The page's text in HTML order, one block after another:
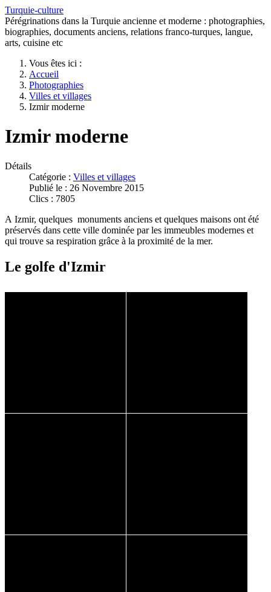
Turquie-culture
Pérégrinations dans la Turquie ancienne et moderne : photographies,
biographies, documents anciens, relations franco-turques, langue,
arts, cuisine etc
Vous êtes ici :
Accueil
Photographies
Villes et villages
Izmir moderne
Izmir moderne
Détails
Catégorie : Villes et villages
Publié le : 26 Novembre 2015
Clics : 7805
A Izmir, quelques monuments anciens et quelques maisons ont été
préservés dans cette ville dominée par les immeubles modernes et
qui trouve sa respiration grâce à la proximité de la mer.
Le golfe d'Izmir